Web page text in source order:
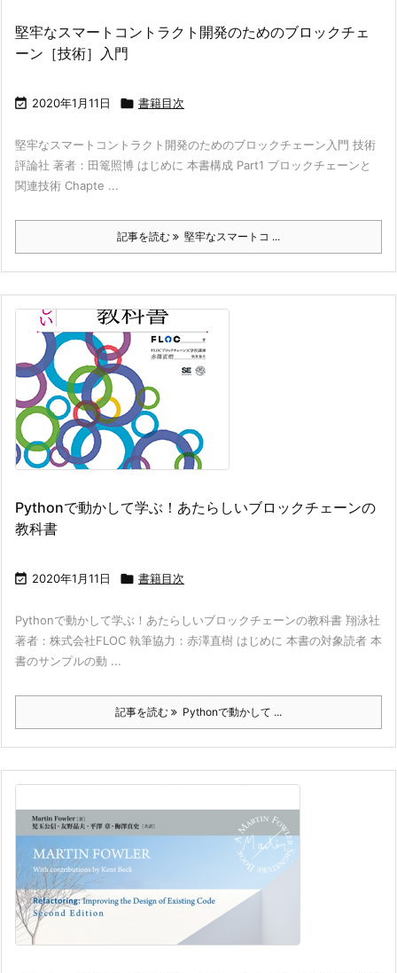
堅牢なスマートコントラクト開発のためのブロックチェ
ーン［技術］入門
 2020年1月11日  書籍目次
堅牢なスマートコントラクト開発のためのブロックチェーン入門 技術
評論社 著者：田篭照博 はじめに 本書構成 Part1 ブロックチェーンと
関連技術 Chapte ...
記事を読む 堅牢なスマートコ ...
Pythonで動かして学ぶ！あたらしいブロックチェーンの
教科書
 2020年1月11日  書籍目次
Pythonで動かして学ぶ！あたらしいブロックチェーンの教科書 翔泳社
著者：株式会社FLOC 執筆協力：赤澤直樹 はじめに 本書の対象読者 本
書のサンプルの動 ...
記事を読む Pythonで動かして ...